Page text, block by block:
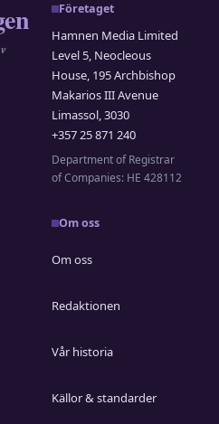
Företaget
Hamnen Media Limited
Level 5, Neocleous
House, 195 Archbishop
Makarios III Avenue
Limassol, 3030
+357 25 871 240
Department of Registrar
of Companies: HE 428112
Om oss
Om oss
Redaktionen
Vår historia
Källor & standarder